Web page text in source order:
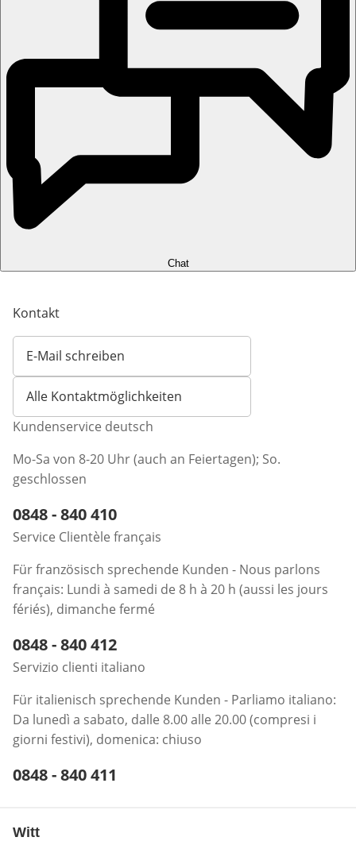
Chat
Kontakt
E-Mail schreiben
Öffnet E-Mail-Client
Alle Kontaktmöglichkeiten
Kundenservice deutsch
Mo-Sa von 8-20 Uhr (auch an Feiertagen); So.
geschlossen
Telefonnummer:
0848 - 840 410
Service Clientèle français
Für französisch sprechende Kunden - Nous parlons
français: Lundi à samedi de 8 h à 20 h (aussi les jours
fériés), dimanche fermé
Telefonnummer:
0848 - 840 412
Servizio clienti italiano
Für italienisch sprechende Kunden - Parliamo italiano:
Da lunedì a sabato, dalle 8.00 alle 20.00 (compresi i
giorni festivi), domenica: chiuso
Telefonnummer:
0848 - 840 411
Witt